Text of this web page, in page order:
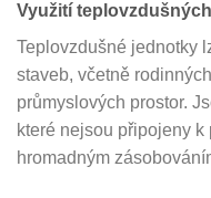
Využití
Teplovzdušné jednotky
staveb, včetně
průmyslových prostor.
které nejsou připojeny
hromadným